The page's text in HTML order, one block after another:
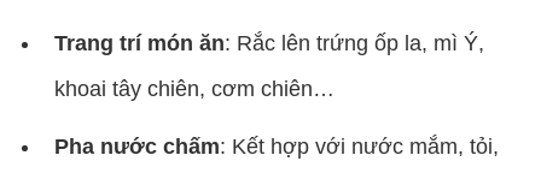
Trang trí món ăn: Rắc lên trứng ốp la, mì Ý,
khoai tây chiên, cơm chiên…
Pha nước chấm: Kết hợp với nước mắm, tỏi,